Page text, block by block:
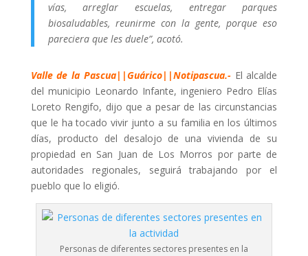
vías, arreglar escuelas, entregar parques
biosaludables, reunirme con la gente, porque eso
pareciera que les duele”, acotó.
Valle de la Pascua||Guárico||Notipascua.-El alcalde
del municipio Leonardo Infante, ingeniero Pedro Elías
Loreto Rengifo, dijo que a pesar de las circunstancias
que le ha tocado vivir junto a su familia en los últimos
días, producto del desalojo de una vivienda de su
propiedad en San Juan de Los Morros por parte de
autoridades regionales, seguirá trabajando por el
pueblo que lo eligió.
Personas de diferentes sectores presentes en la